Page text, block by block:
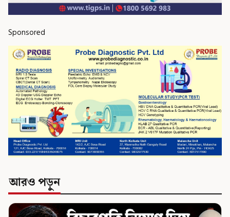
Sponsored
আরও পড়ুন